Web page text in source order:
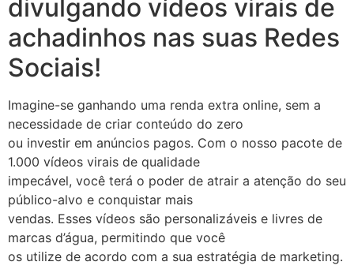
divulgando vídeos virais de
achadinhos nas suas Redes
Sociais!
Imagine-se ganhando uma renda extra online, sem a
necessidade de criar conteúdo do zero
ou investir em anúncios pagos. Com o nosso pacote de
1.000 vídeos virais de qualidade
impecável, você terá o poder de atrair a atenção do seu
público-alvo e conquistar mais
vendas. Esses vídeos são personalizáveis e livres de
marcas d’água, permitindo que você
os utilize de acordo com a sua estratégia de marketing.